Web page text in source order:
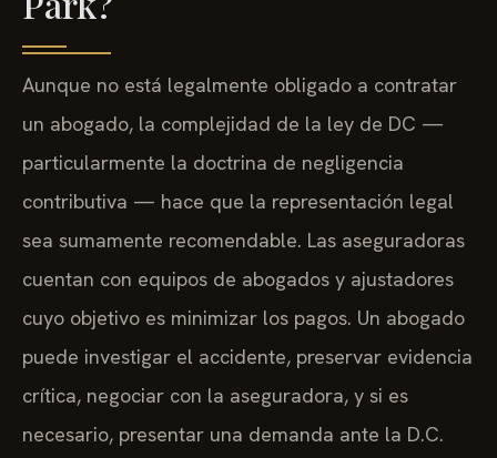
Aunque no está legalmente obligado a contratar
un abogado, la complejidad de la ley de DC —
particularmente la doctrina de negligencia
contributiva — hace que la representación legal
sea sumamente recomendable. Las aseguradoras
cuentan con equipos de abogados y ajustadores
cuyo objetivo es minimizar los pagos. Un abogado
puede investigar el accidente, preservar evidencia
crítica, negociar con la aseguradora, y si es
necesario, presentar una demanda ante la D.C.